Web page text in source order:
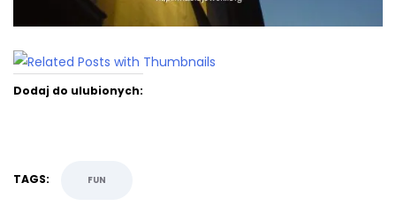
Dodaj do ulubionych:
TAGS: FUN